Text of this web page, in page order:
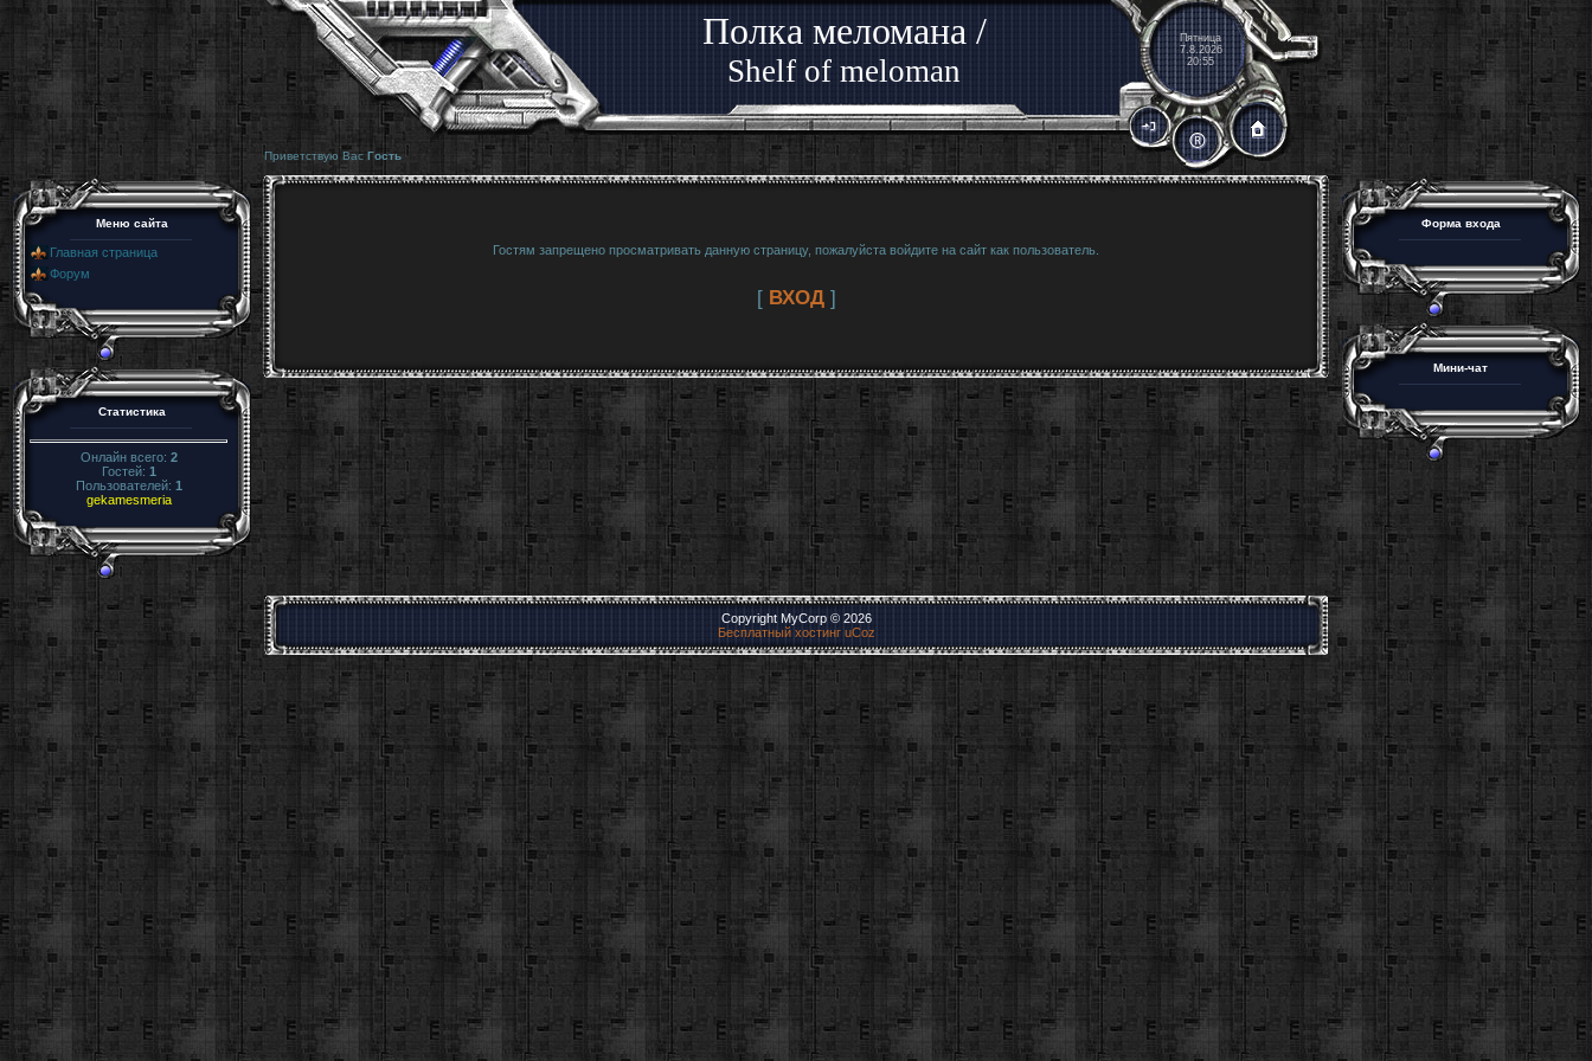
Полка меломана /
Shelf of meloman
Пятница
7.8.2026
20:55
Приветствую Вас Гость
Меню сайта
Главная страница
Форум
Статистика
Онлайн всего: 2
Гостей: 1
Пользователей: 1
gekamesmeria
Гостям запрещено просматривать данную страницу, пожалуйста войдите на сайт как пользователь.
[ ВХОД]
Форма входа
Мини-чат
Copyright MyCorp © 2026
Бесплатный хостинг uCoz